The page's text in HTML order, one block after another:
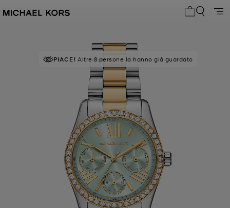
PIACE! Altre 8 persone lo hanno già guardato